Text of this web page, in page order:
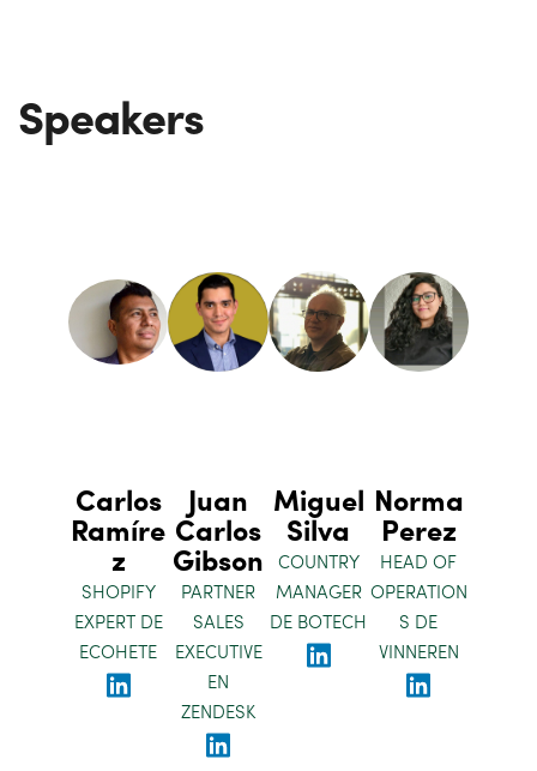
Speakers
Carlos
Ramíre
z
SHOPIFY
EXPERT DE
ECOHETE
Juan
Carlos
Gibson
PARTNER
SALES
EXECUTIVE
EN
ZENDESK
Miguel
Silva
COUNTRY
MANAGER
DE BOTECH
Norma
Perez
HEAD OF
OPERATION
S DE
VINNEREN